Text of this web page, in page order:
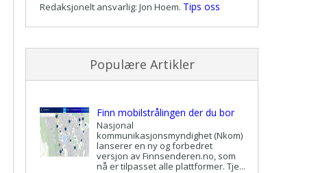
Redaksjonelt ansvarlig: Jon Hoem. Tips oss
Populære Artikler
Finn mobilstrålingen der du bor
Nasjonal
kommunikasjonsmyndighet (Nkom)
lanserer en ny og forbedret
versjon av Finnsenderen.no, som
nå er tilpasset alle plattformer. Tje...